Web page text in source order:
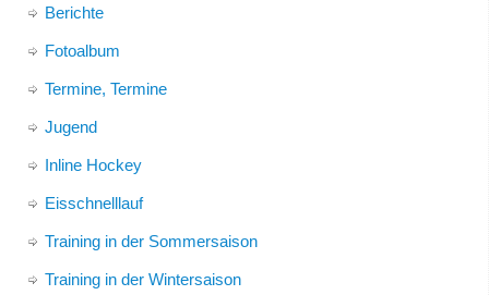
Berichte
Fotoalbum
Termine, Termine
Jugend
Inline Hockey
Eisschnelllauf
Training in der Sommersaison
Training in der Wintersaison